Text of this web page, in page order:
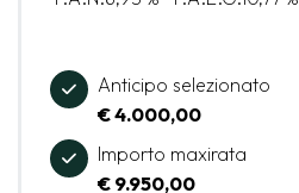
Anticipo selezionato
€ 4.000,00
Importo maxirata
€ 9.950,00